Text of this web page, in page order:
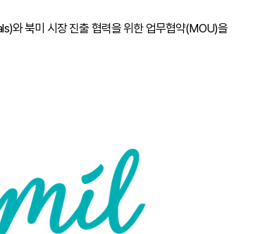
와 북미 시장 진출 협력을 위한 업무협약(MOU)을